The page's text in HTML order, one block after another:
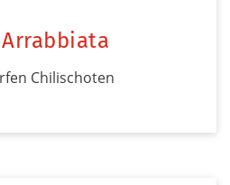
Chilischoten